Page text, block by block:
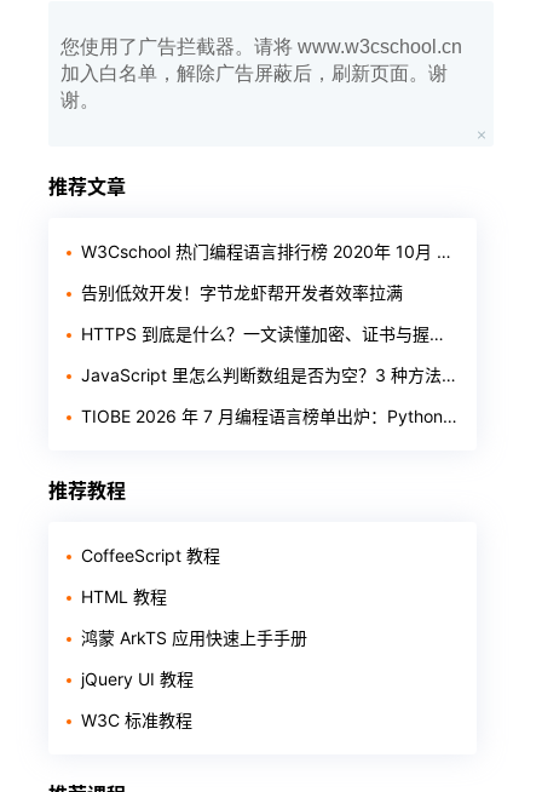
您使用了广告拦截器。请将 www.w3cschool.cn
加入白名单，解除广告屏蔽后，刷新页面。谢
谢。
推荐文章
W3Cschool 热门编程语言排行榜 2020年 10月 TOP10
告别低效开发！字节龙虾帮开发者效率拉满
HTTPS 到底是什么？一文读懂加密、证书与握手过程
JavaScript 里怎么判断数组是否为空？3 种方法一次讲清
TIOBE 2026 年 7 月编程语言榜单出炉：Python 稳居第一，Rust 首进前十
推荐教程
CoffeeScript 教程
HTML 教程
鸿蒙 ArkTS 应用快速上手手册
jQuery UI 教程
W3C 标准教程